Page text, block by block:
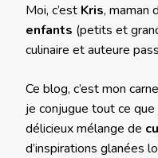
Moi, c’est Kris, maman
enfants (petits et
culinaire et auteure
Ce blog, c’est mon
je conjugue tout ce
délicieux mélange de
d’inspirations glanées